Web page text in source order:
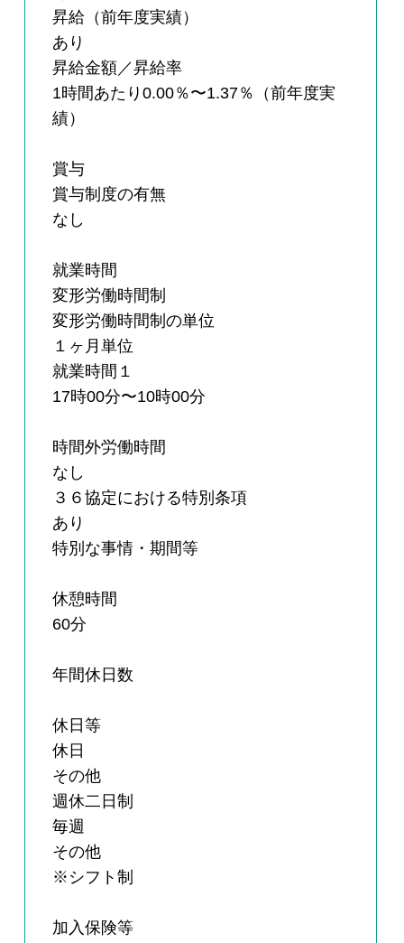
昇給（前年度実績）
あり
昇給金額／昇給率
1時間あたり0.00％〜1.37％（前年度実
績）
賞与
賞与制度の有無
なし
就業時間
変形労働時間制
変形労働時間制の単位
１ヶ月単位
就業時間１
17時00分〜10時00分
時間外労働時間
なし
３６協定における特別条項
あり
特別な事情・期間等
休憩時間
60分
年間休日数
休日等
休日
その他
週休二日制
毎週
その他
※シフト制
加入保険等